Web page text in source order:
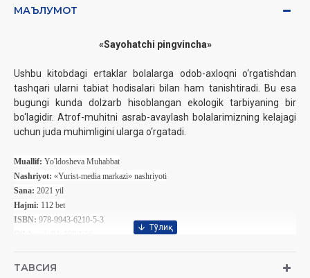
МАЪЛУМОТ
«Sayohatchi pingvincha»
Ushbu kitobdagi ertaklar bolalarga odob-axloqni o‘rgatishdan
tashqari ularni tabiat hodisalari bilan ham tanishtiradi. Bu esa
bugungi kunda dolzarb hisoblangan ekologik tarbiyaning bir
bo‘lagidir. Atrof-muhitni asrab-avaylash bolalarimizning kelajagi
uchun juda muhimligini ularga o‘rgatadi.
Muallif: Yo'ldosheva Muhabbat
Nashriyot: «Yurist-media markazi» nashriyoti
Sana: 2021 yil
Hajmi: 112 bet
ISBN: 978-9943-6210-5-3
ТАВСИЯ